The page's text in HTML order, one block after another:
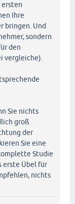
ersten
Ihre
bringen. Und
sondern
den
vergleiche).
Sie nichts
groß
der
Sie eine
Studie
erste Übel für
nichts